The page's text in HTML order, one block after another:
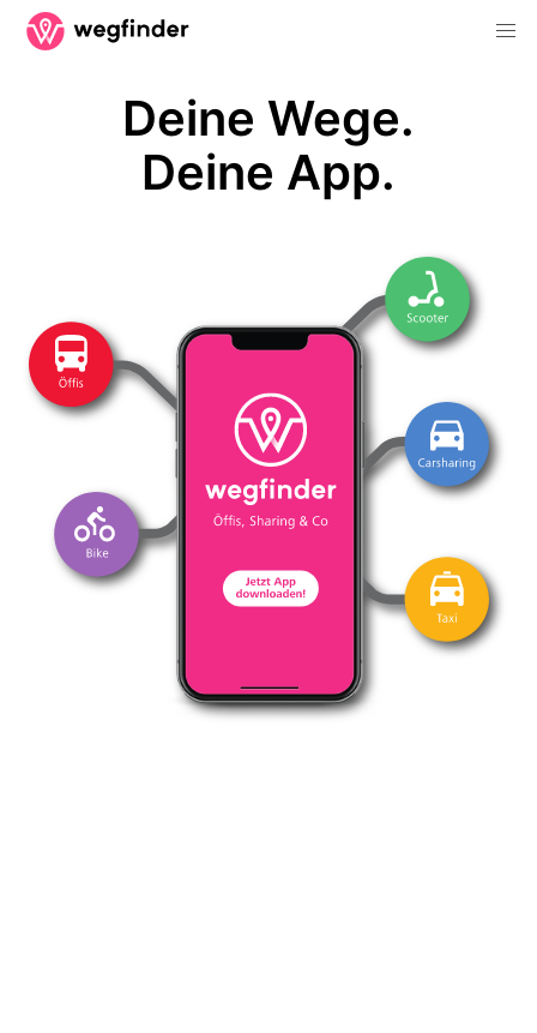
Deine Wege.
Deine App.